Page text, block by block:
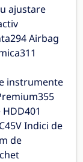
ajustare
Airbag
instrumente
Indici de
de